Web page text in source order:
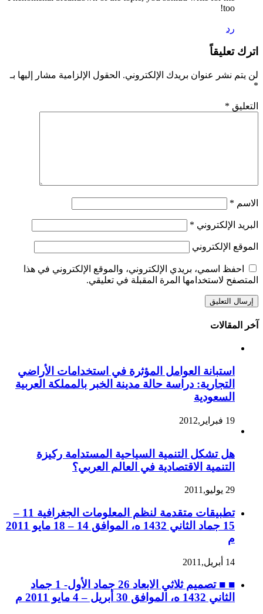
too!
رد
اترك تعليقاً
لن يتم نشر عنوان بريدك الإلكتروني. الحقول الإلزامية مشار إليها بـ
*
التعليق *
الاسم *
البريد الإلكتروني *
الموقع الإلكتروني
احفظ اسمي، بريدي الإلكتروني، والموقع الإلكتروني في هذا
المتصفح لاستخدامها المرة المقبلة في تعليقي.
آخر المقالات
استبانة العوامل المؤثرة في استخدامات الأراضي
التجارية: دراسة حالة مدينة الخبر بالمملكة العربية
السعودية
19 فبراير,2012
هل تشكل التنمية السياحية المستدامة ركيزة
التنمية الاقتصادية في العالم العربي؟
29 يوليو,2011
تطبيقات متقدمة لنظم المعلومات الجغرافية 11 –
15 جماد الثاني 1432 ه، الموافق 14 – 18 مايو 2011
م
14 أبريل,2011
■ ■ تصميم ثلاثي الابعاد 26 جماد الأول- 1 جماد
الثاني 1432 ه، الموافق 30 أبريل – 4 مايو 2011 م